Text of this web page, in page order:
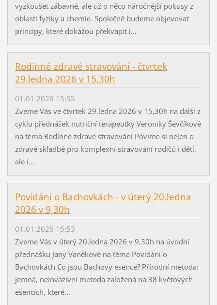
vyzkoušet zábavné, ale už o něco náročnější pokusy z
oblasti fyziky a chemie. Společně budeme objevovat
principy, které dokážou překvapit i...
Rodinné zdravé stravování - čtvrtek
29.ledna 2026 v 15,30h
01.01.2026 15:55
Zveme Vás ve čtvrtek 29.ledna 2026 v 15,30h na další z
cyklu přednášek nutriční terapeutky Veroniky Ševčíkové
na téma Rodinné zdravé stravování Povíme si nejen o
zdravé skladbě pro komplexní stravování rodičů i dětí,
ale i...
Povídání o Bachovkách - v úterý 20.ledna
2026 v 9,30h
01.01.2026 15:53
Zveme Vás v úterý 20.ledna 2026 v 9,30h na úvodní
přednášku Jany Vaněkové na téma Povídání o
Bachovkách Co jsou Bachovy esence? Přírodní metoda:
Jemná, neinvazivní metoda založená na 38 květových
esencích, které...